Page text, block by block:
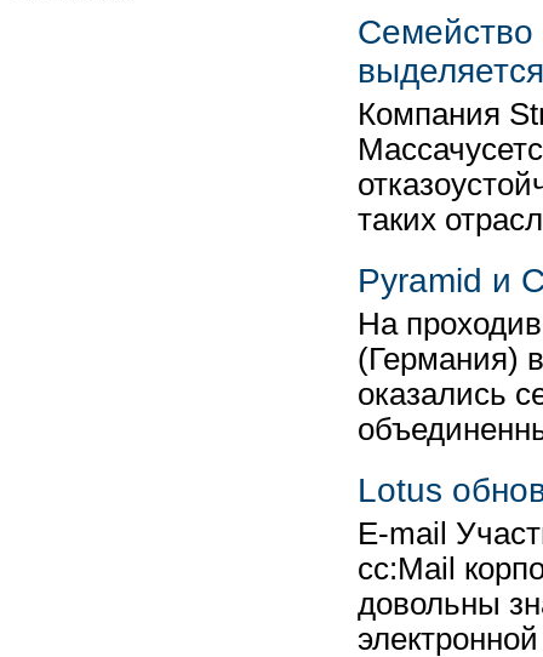
Компания
таких
Pyramid и
На
(Германия)
оказались
Lotus
E-mail
cc:Mail
довольны